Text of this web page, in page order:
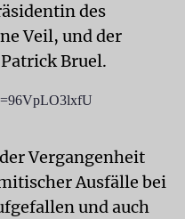
des
Veil, und der
Bruel.
Vergangenheit
Ausfälle bei
und auch